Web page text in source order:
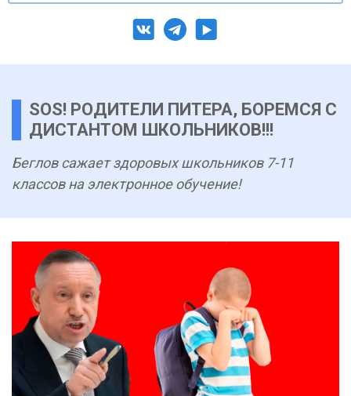
SOS! РОДИТЕЛИ ПИТЕРА, БОРЕМСЯ С
ДИСТАНТОМ ШКОЛЬНИКОВ!!!
Беглов сажает здоровых школьников 7-11
классов на электронное обучение!